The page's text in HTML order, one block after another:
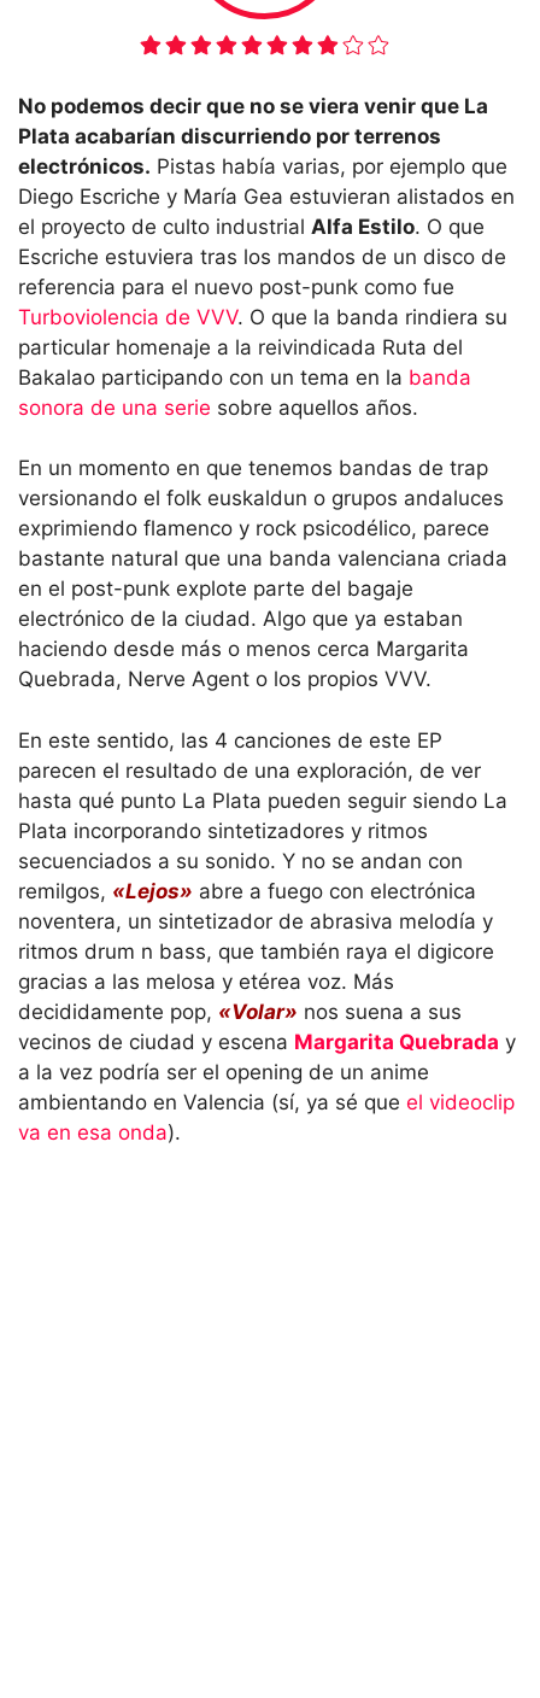
No podemos decir que no se viera venir que La
Plata acabarían discurriendo por terrenos
electrónicos. Pistas había varias, por ejemplo que
Diego Escriche y María Gea estuvieran alistados en
el proyecto de culto industrial Alfa Estilo. O que
Escriche estuviera tras los mandos de un disco de
referencia para el nuevo post-punk como fue
Turboviolencia de VVV. O que la banda rindiera su
particular homenaje a la reivindicada Ruta del
Bakalao participando con un tema en la banda
sonora de una serie sobre aquellos años.
En un momento en que tenemos bandas de trap
versionando el folk euskaldun o grupos andaluces
exprimiendo flamenco y rock psicodélico, parece
bastante natural que una banda valenciana criada
en el post-punk explote parte del bagaje
electrónico de la ciudad. Algo que ya estaban
haciendo desde más o menos cerca Margarita
Quebrada, Nerve Agent o los propios VVV.
En este sentido, las 4 canciones de este EP
parecen el resultado de una exploración, de ver
hasta qué punto La Plata pueden seguir siendo La
Plata incorporando sintetizadores y ritmos
secuenciados a su sonido. Y no se andan con
remilgos, «Lejos» abre a fuego con electrónica
noventera, un sintetizador de abrasiva melodía y
ritmos drum n bass, que también raya el digicore
gracias a las melosa y etérea voz. Más
decididamente pop, «Volar» nos suena a sus
vecinos de ciudad y escena Margarita Quebrada y
a la vez podría ser el opening de un anime
ambientando en Valencia (sí, ya sé que el videoclip
va en esa onda).